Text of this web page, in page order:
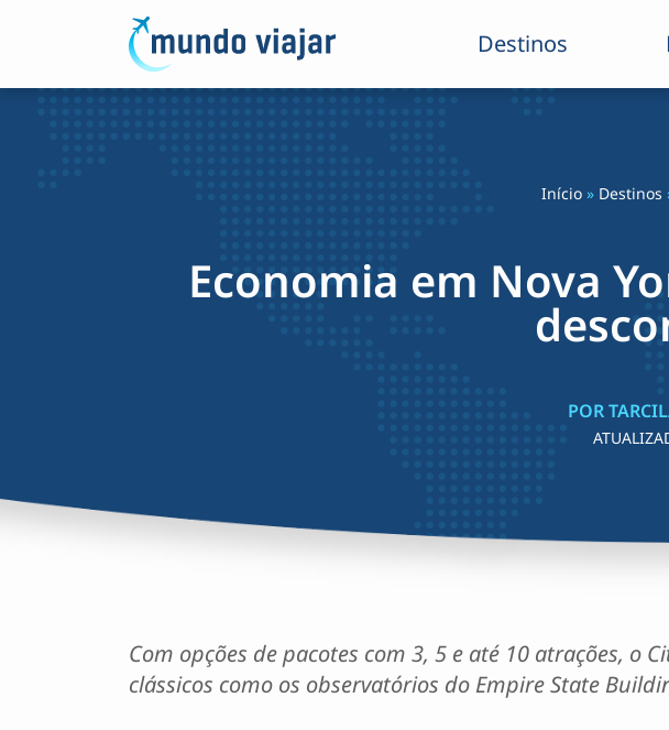
Destinos
Início» Destinos
Economia em Nova
POR
Com opções de pacotes com 3, 5 e até 10 atrações, o
clássicos como os observatórios do Empire State